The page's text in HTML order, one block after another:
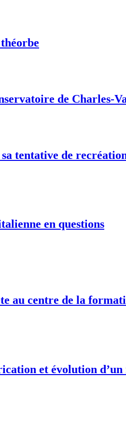
de Charles-
tentative de
en questions
au centre de la
et évolution